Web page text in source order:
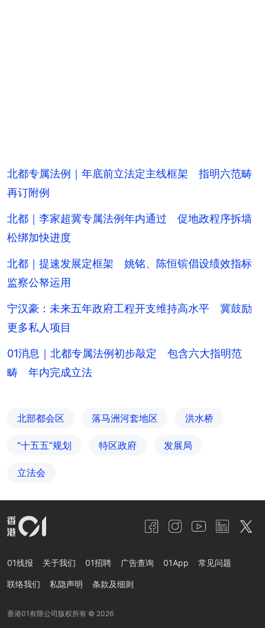
北都专属法例｜年底前立法定主线框架 指明六范畴
再订附例
北都｜李家超冀专属法例年内通过 促地政程序拆墙
松绑加快进度
北都｜提速发展定框架 姚铭、陈恒镔倡设绩效指标
监察公帑运用
宁汉豪：未来五年政府工程开支维持高水平 冀鼓励
更多私人项目
01消息｜北都专属法例初步敲定 包含六大指明范
畴 年内完成立法
北部都会区 落马洲河套地区 洪水桥
“十五五”规划 特区政府 发展局
立法会
01线报 关于我们 01招聘 广告查询 01App 常见问题
联络我们 私隐声明 条款及细则
香港01有限公司版权所有 © 2026